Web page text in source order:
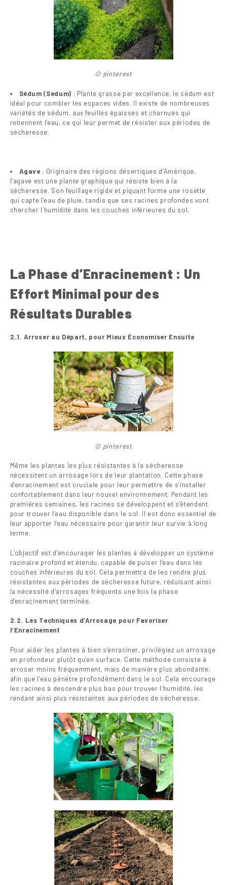
© pinterest
Sédum (Sedum) : Plante grasse par excellence, le sédum est
idéal pour combler les espaces vides. Il existe de nombreuses
variétés de sédum, aux feuilles épaisses et charnues qui
retiennent l’eau, ce qui leur permet de résister aux périodes de
sécheresse.
Agave : Originaire des régions désertiques d’Amérique,
l’agave est une plante graphique qui résiste bien à la
sécheresse. Son feuillage rigide et piquant forme une rosette
qui capte l’eau de pluie, tandis que ses racines profondes vont
chercher l’humidité dans les couches inférieures du sol.
La Phase d’Enracinement : Un
Effort Minimal pour des
Résultats Durables
2.1. Arroser au Départ, pour Mieux Économiser Ensuite
© pinterest
Même les plantes les plus résistantes à la sécheresse
nécessitent un arrosage lors de leur plantation. Cette phase
d’enracinement est cruciale pour leur permettre de s’installer
confortablement dans leur nouvel environnement. Pendant les
premières semaines, les racines se développent et s’étendent
pour trouver l’eau disponible dans le sol. Il est donc essentiel de
leur apporter l’eau nécessaire pour garantir leur survie à long
terme.
L’objectif est d’encourager les plantes à développer un système
racinaire profond et étendu, capable de puiser l’eau dans les
couches inférieures du sol. Cela permettra de les rendre plus
résistantes aux périodes de sécheresse future, réduisant ainsi
la nécessité d’arrosages fréquents une fois la phase
d’enracinement terminée.
2.2. Les Techniques d’Arrosage pour Favoriser
l’Enracinement
Pour aider les plantes à bien s’enraciner, privilégiez un arrosage
en profondeur plutôt qu’en surface. Cette méthode consiste à
arroser moins fréquemment, mais de manière plus abondante,
afin que l’eau pénètre profondément dans le sol. Cela encourage
les racines à descendre plus bas pour trouver l’humidité, les
rendant ainsi plus résistantes aux périodes de sécheresse.